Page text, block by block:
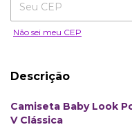
Não sei meu CEP
Descrição
Camiseta Baby Look
V Clássica